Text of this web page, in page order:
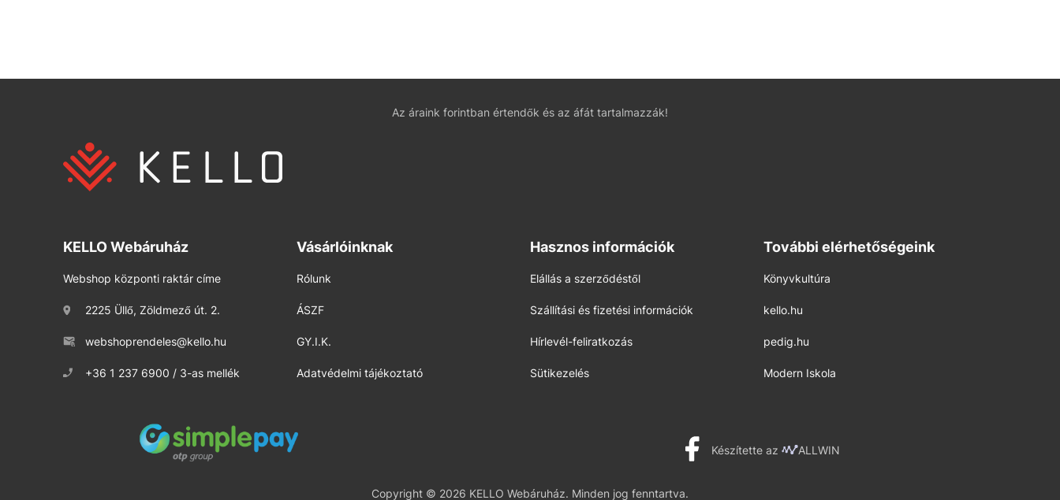
Az áraink forintban értendők és az áfát tartalmazzák!
KELLO Webáruház
Webshop központi raktár címe
2225 Üllő, Zöldmező út. 2.
webshoprendeles@kello.hu
+36 1 237 6900 / 3-as mellék
Vásárlóinknak
Rólunk
ÁSZF
GY.I.K.
Adatvédelmi tájékoztató
Hasznos információk
Elállás a szerződéstől
Szállítási és fizetési információk
Hírlevél-feliratkozás
Sütikezelés
További elérhetőségeink
Könyvkultúra
kello.hu
pedig.hu
Modern Iskola
Készítette az ALLWIN
Copyright © 2026 KELLO Webáruház. Minden jog fenntartva.